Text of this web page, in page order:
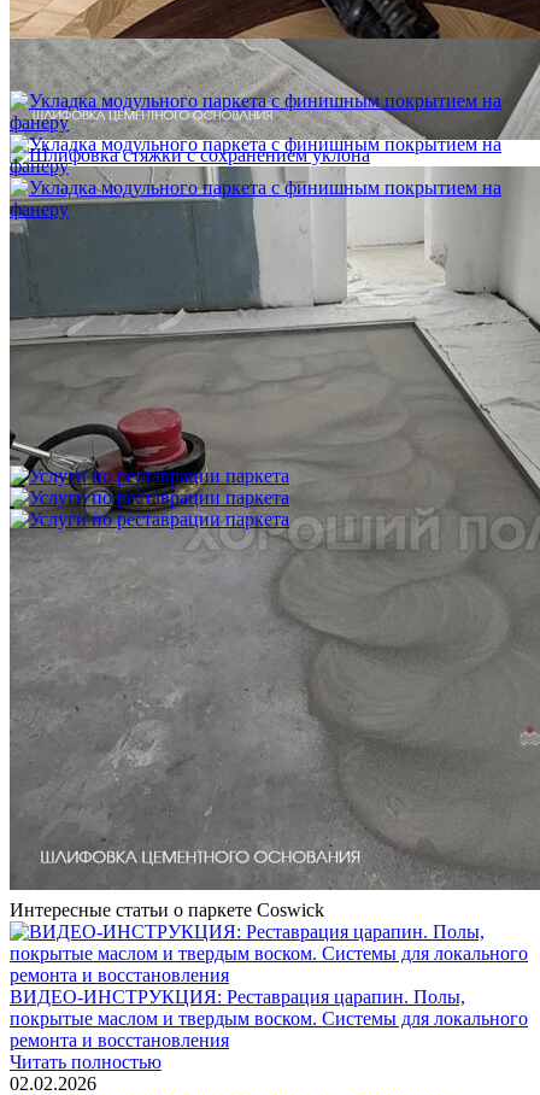
Укладка модульного паркета с мрамором и латунью
3 500 ₽
Укладка модульного паркета с финишным покрытием на
фанеру
3 600 ₽
Услуги по реставрации паркета
1 500 ₽
Блог
Интересные статьи о паркете Coswick
ВИДЕО-ИНСТРУКЦИЯ: Реставрация царапин. Полы,
покрытые маслом и твердым воском. Системы для локального
ремонта и восстановления
Читать полностью
02.02.2026